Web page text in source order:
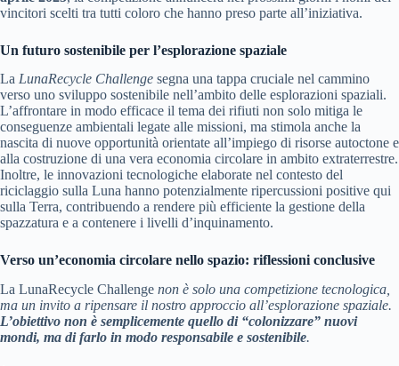
vincitori scelti tra tutti coloro che hanno preso parte all’iniziativa.
Un futuro sostenibile per l’esplorazione spaziale
La LunaRecycle Challenge segna una tappa cruciale nel cammino
verso uno sviluppo sostenibile nell’ambito delle esplorazioni spaziali.
L’affrontare in modo efficace il tema dei rifiuti non solo mitiga le
conseguenze ambientali legate alle missioni, ma stimola anche la
nascita di nuove opportunità orientate all’impiego di risorse autoctone e
alla costruzione di una vera economia circolare in ambito extraterrestre.
Inoltre, le innovazioni tecnologiche elaborate nel contesto del
riciclaggio sulla Luna hanno potenzialmente ripercussioni positive qui
sulla Terra, contribuendo a rendere più efficiente la gestione della
spazzatura e a contenere i livelli d’inquinamento.
Verso un’economia circolare nello spazio: riflessioni conclusive
La LunaRecycle Challenge non è solo una competizione tecnologica,
ma un invito a ripensare il nostro approccio all’esplorazione spaziale.
L’obiettivo non è semplicemente quello di “colonizzare” nuovi
mondi, ma di farlo in modo responsabile e sostenibile.